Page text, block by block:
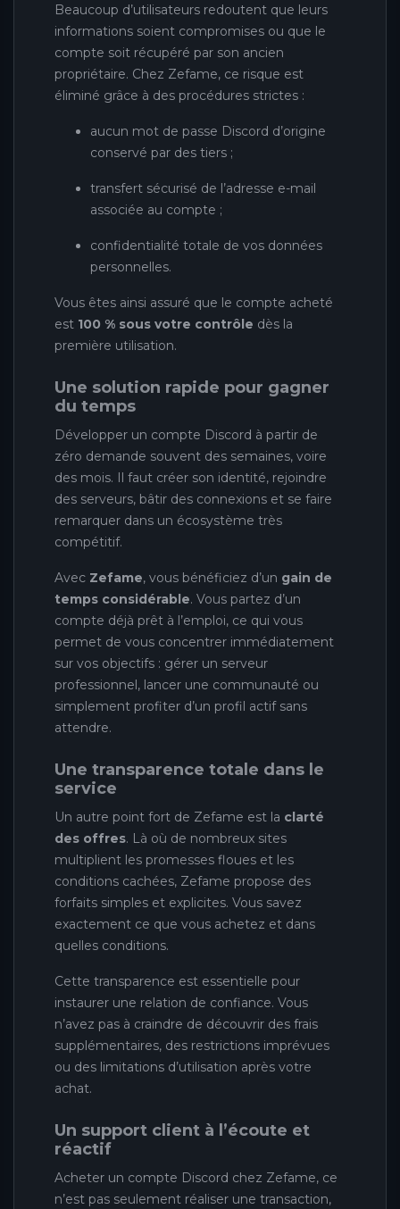
Beaucoup d’utilisateurs redoutent que leurs
informations soient compromises ou que le
compte soit récupéré par son ancien
propriétaire. Chez Zefame, ce risque est
éliminé grâce à des procédures strictes :
aucun mot de passe Discord d’origine
conservé par des tiers ;
transfert sécurisé de l’adresse e-mail
associée au compte ;
confidentialité totale de vos données
personnelles.
Vous êtes ainsi assuré que le compte acheté
est 100 % sous votre contrôle dès la
première utilisation.
Une solution rapide pour gagner
du temps
Développer un compte Discord à partir de
zéro demande souvent des semaines, voire
des mois. Il faut créer son identité, rejoindre
des serveurs, bâtir des connexions et se faire
remarquer dans un écosystème très
compétitif.
Avec Zefame, vous bénéficiez d’un gain de
temps considérable. Vous partez d’un
compte déjà prêt à l’emploi, ce qui vous
permet de vous concentrer immédiatement
sur vos objectifs : gérer un serveur
professionnel, lancer une communauté ou
simplement profiter d’un profil actif sans
attendre.
Une transparence totale dans le
service
Un autre point fort de Zefame est la clarté
des offres. Là où de nombreux sites
multiplient les promesses floues et les
conditions cachées, Zefame propose des
forfaits simples et explicites. Vous savez
exactement ce que vous achetez et dans
quelles conditions.
Cette transparence est essentielle pour
instaurer une relation de confiance. Vous
n’avez pas à craindre de découvrir des frais
supplémentaires, des restrictions imprévues
ou des limitations d’utilisation après votre
achat.
Un support client à l’écoute et
réactif
Acheter un compte Discord chez Zefame, ce
n’est pas seulement réaliser une transaction,